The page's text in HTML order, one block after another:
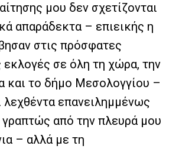
μου δεν σχετίζονται
απαράδεκτα – επιεικής η
στις πρόσφατες
εκλογές σε όλη τη χώρα, την
και το δήμο Μεσολογγίου –
λεχθέντα επανειλημμένως
από την πλευρά μου
– αλλά με τη